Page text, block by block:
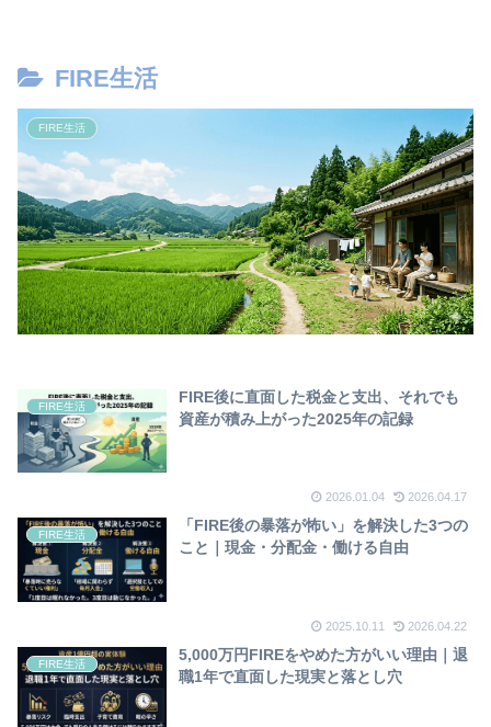
FIRE生活
FIRE生活
FIRE生活
FIRE後に直面した税金と支出、それでも
資産が積み上がった2025年の記録
2026.01.04 2026.04.17
FIRE生活
「FIRE後の暴落が怖い」を解決した3つの
こと｜現金・分配金・働ける自由
2025.10.11 2026.04.22
FIRE生活
5,000万円FIREをやめた方がいい理由｜退
職1年で直面した現実と落とし穴